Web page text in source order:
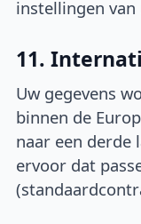
instellingen van
11.
Uw gegevens
binnen de
naar een derde
ervoor dat